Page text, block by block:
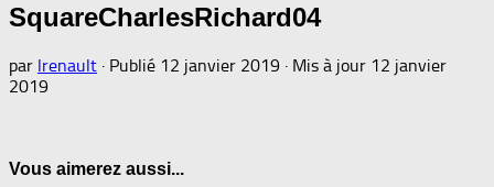
SquareCharlesRichard04
par lrenault · Publié 12 janvier 2019 · Mis à jour 12 janvier
2019
Vous aimerez aussi...